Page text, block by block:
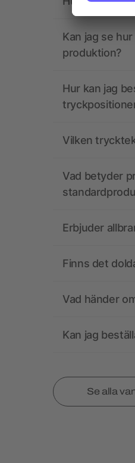
Kan jag se
produktion?
Hur kan jag
Vilken
Vad betyder
Erbjuder
Finns det
Vad händer
Kan jag
Se alla